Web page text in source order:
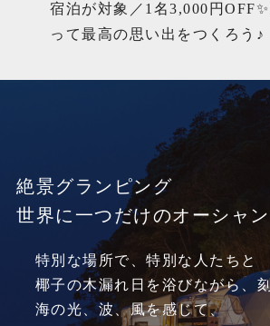
宿泊が対象／1名3,000円
って最高の思い出をつくろう♪
絶景グランピング
世界に一つだけのオーシャ
特別な場所で、特別な人たちと
椰子の木漏れ日を浴びながら、
海の光、波、風を感じて、